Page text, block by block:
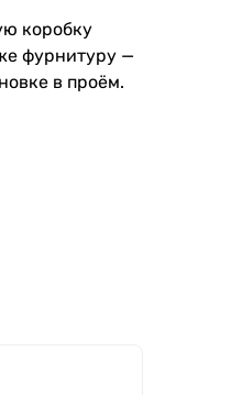
коробку
фурнитуру —
в проём.
объёма
Ваниль" можно
элементов.